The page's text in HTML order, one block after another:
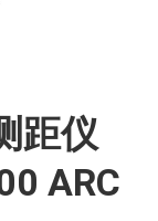
距仪
ARC